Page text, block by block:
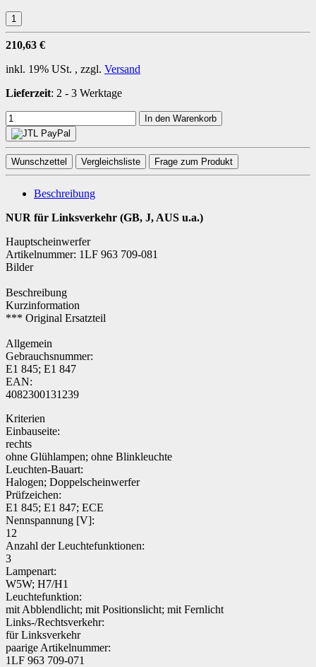
210,63 €
inkl. 19% USt. , zzgl. Versand
Lieferzeit: 2 - 3 Werktage
In den Warenkorb
Wunschzettel Vergleichsliste Frage zum Produkt
Beschreibung
NUR für Linksverkehr (GB, J, AUS u.a.)
Hauptscheinwerfer
Artikelnummer: 1LF 963 709-081
Bilder
Beschreibung
Kurzinformation
*** Original Ersatzteil
Allgemein
Gebrauchsnummer:
E1 845; E1 847
EAN:
4082300131239
Kriterien
Einbauseite:
rechts
ohne Glühlampen; ohne Blinkleuchte
Leuchten-Bauart:
Halogen; Doppelscheinwerfer
Prüfzeichen:
E1 845; E1 847; ECE
Nennspannung [V]:
12
Anzahl der Leuchtefunktionen:
3
Lampenart:
W5W; H7/H1
Leuchtefunktion:
mit Abblendlicht; mit Positionslicht; mit Fernlicht
Links-/Rechtsverkehr:
für Linksverkehr
paarige Artikelnummer:
1LF 963 709-071